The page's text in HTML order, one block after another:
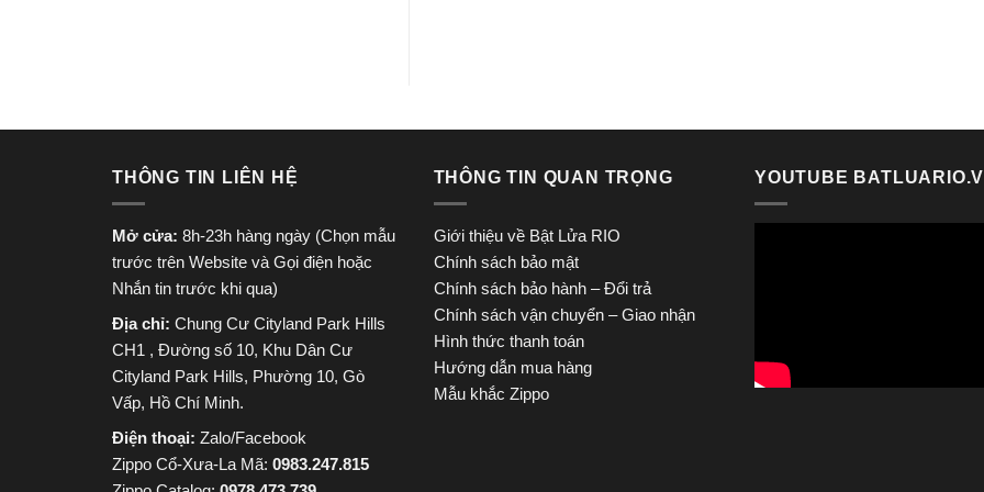
THÔNG TIN LIÊN HỆ
Mở cửa: 8h-23h hàng ngày (Chọn mẫu
trước trên Website và Gọi điện hoặc
Nhắn tin trước khi qua)
Địa chỉ: Chung Cư Cityland Park Hills
CH1 , Đường số 10, Khu Dân Cư
Cityland Park Hills, Phường 10, Gò
Vấp, Hồ Chí Minh.
Điện thoại: Zalo/Facebook
Zippo Cổ-Xưa-La Mã: 0983.247.815
THÔNG TIN QUAN TRỌNG
Giới thiệu về Bật Lửa RIO
Chính sách bảo mật
Chính sách bảo hành – Đổi trả
Chính sách vận chuyển – Giao nhận
Hình thức thanh toán
Hướng dẫn mua hàng
Mẫu khắc Zippo
YOUTUBE